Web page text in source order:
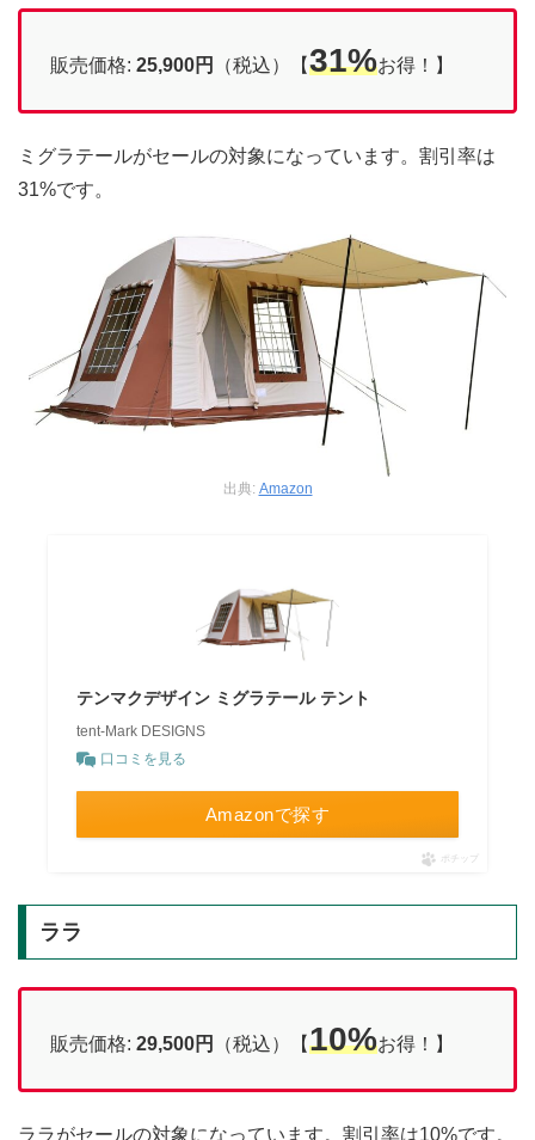
販売価格: 25,900円 （税込）【31%お得！】
ミグラテールがセールの対象になっています。割引率は
31%です。
出典: Amazon
テンマクデザイン ミグラテール テント
tent-Mark DESIGNS
口コミを見る
Amazonで探す
ポチップ
ララ
販売価格: 29,500円 （税込）【10%お得！】
ララがセールの対象になっています。割引率は10%です。